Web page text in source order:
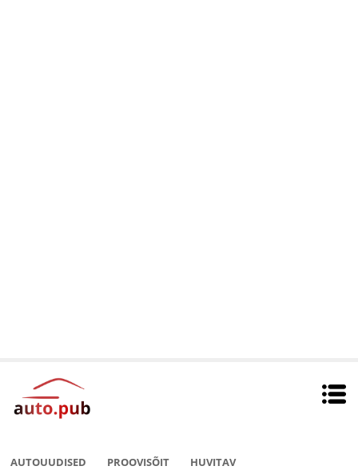
AUTOUUDISED PROOVISÕIT HUVITAV